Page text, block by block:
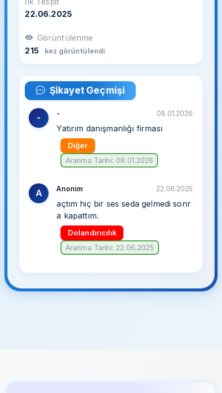
22.06.2025
Görüntülenme
215
kez görüntülendi
Şikayet Geçmişi
- - 08.01.2026
Yatırım danışmanlığı firması
Diğer
Aranma Tarihi: 08.01.2026
A Anonim 22.06.2025
açtım hiç bir ses seda gelmedi sonr
a kapattım.
Dolandırıcılık
Aranma Tarihi: 22.06.2025